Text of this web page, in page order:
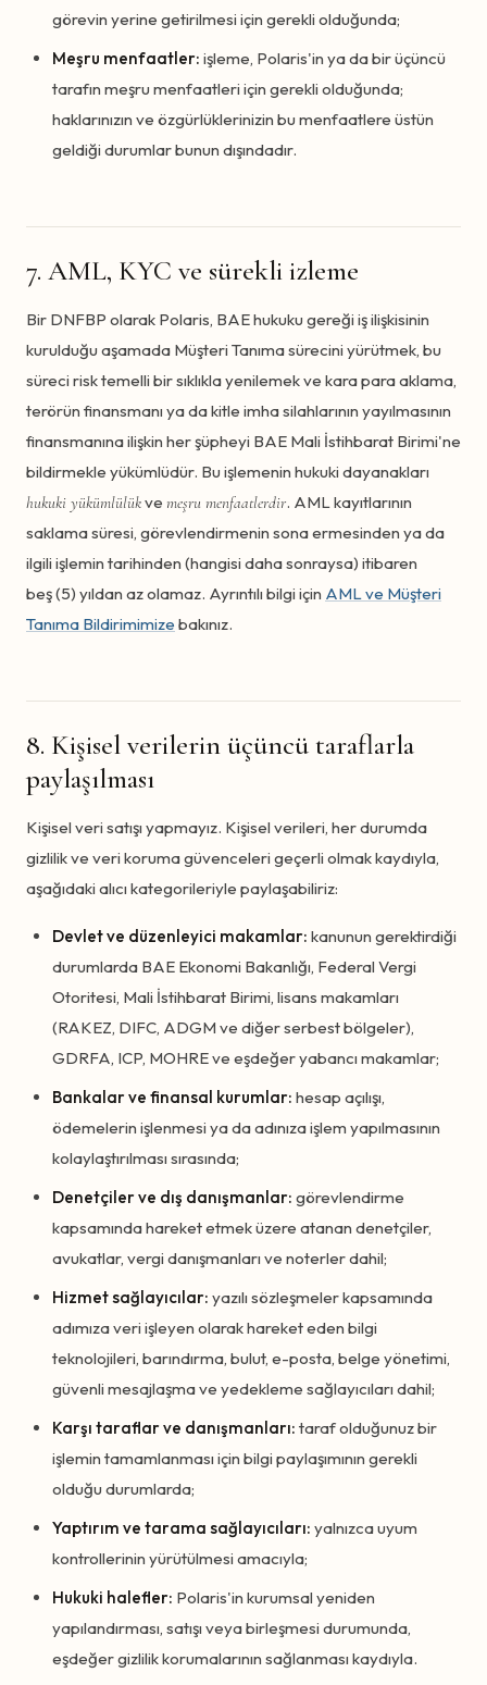
görevin yerine getirilmesi için gerekli olduğunda;
Meşru menfaatler: işleme, Polaris'in ya da bir üçüncü
tarafın meşru menfaatleri için gerekli olduğunda;
haklarınızın ve özgürlüklerinizin bu menfaatlere üstün
geldiği durumlar bunun dışındadır.
7. AML, KYC ve sürekli izleme
Bir DNFBP olarak Polaris, BAE hukuku gereği iş ilişkisinin
kurulduğu aşamada Müşteri Tanıma sürecini yürütmek, bu
süreci risk temelli bir sıklıkla yenilemek ve kara para aklama,
terörün finansmanı ya da kitle imha silahlarının yayılmasının
finansmanına ilişkin her şüpheyi BAE Mali İstihbarat Birimi'ne
bildirmekle yükümlüdür. Bu işlemenin hukuki dayanakları
hukuki yükümlülükve meşru menfaatlerdir. AML kayıtlarının
saklama süresi, görevlendirmenin sona ermesinden ya da
ilgili işlemin tarihinden (hangisi daha sonraysa) itibaren
beş (5) yıldan az olamaz. Ayrıntılı bilgi için AML ve Müşteri
Tanıma Bildirimimize bakınız.
8. Kişisel verilerin üçüncü taraflarla
paylaşılması
Kişisel veri satışı yapmayız. Kişisel verileri, her durumda
gizlilik ve veri koruma güvenceleri geçerli olmak kaydıyla,
aşağıdaki alıcı kategorileriyle paylaşabiliriz:
Devlet ve düzenleyici makamlar: kanunun gerektirdiği
durumlarda BAE Ekonomi Bakanlığı, Federal Vergi
Otoritesi, Mali İstihbarat Birimi, lisans makamları
(RAKEZ, DIFC, ADGM ve diğer serbest bölgeler),
GDRFA, ICP, MOHRE ve eşdeğer yabancı makamlar;
Bankalar ve finansal kurumlar: hesap açılışı,
ödemelerin işlenmesi ya da adınıza işlem yapılmasının
kolaylaştırılması sırasında;
Denetçiler ve dış danışmanlar: görevlendirme
kapsamında hareket etmek üzere atanan denetçiler,
avukatlar, vergi danışmanları ve noterler dahil;
Hizmet sağlayıcılar: yazılı sözleşmeler kapsamında
adımıza veri işleyen olarak hareket eden bilgi
teknolojileri, barındırma, bulut, e-posta, belge yönetimi,
güvenli mesajlaşma ve yedekleme sağlayıcıları dahil;
Karşı taraflar ve danışmanları: taraf olduğunuz bir
işlemin tamamlanması için bilgi paylaşımının gerekli
olduğu durumlarda;
Yaptırım ve tarama sağlayıcıları: yalnızca uyum
kontrollerinin yürütülmesi amacıyla;
Hukuki halefler: Polaris'in kurumsal yeniden
yapılandırması, satışı veya birleşmesi durumunda,
eşdeğer gizlilik korumalarının sağlanması kaydıyla.